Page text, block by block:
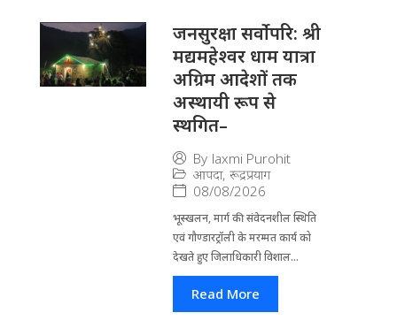
जनसुरक्षा सर्वोपरि: श्री
मद्यमहेश्वर धाम यात्रा
अग्रिम आदेशों तक
अस्थायी रूप से
स्थगित–
By laxmi Purohit
आपदा, रूद्रप्रयाग
08/08/2026
भूस्खलन, मार्ग की संवेदनशील स्थिति
एवं गौण्डारट्रॉली के मरम्मत कार्य को
देखते हुए जिलाधिकारी विशाल...
Read More